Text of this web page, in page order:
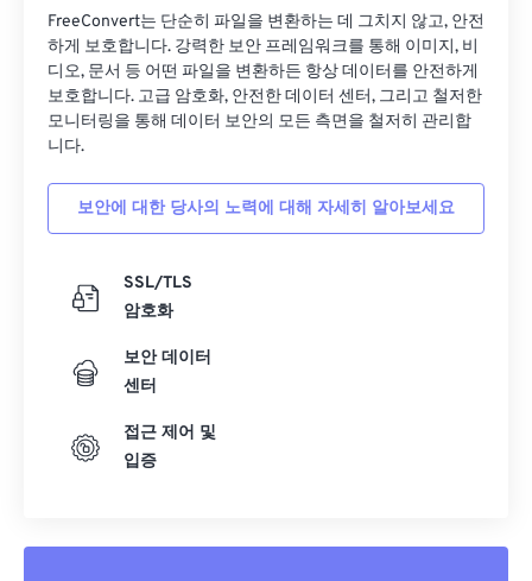
FreeConvert는 단순히 파일을 변환하는 데 그치지 않고, 안전
하게 보호합니다. 강력한 보안 프레임워크를 통해 이미지, 비
디오, 문서 등 어떤 파일을 변환하든 항상 데이터를 안전하게
보호합니다. 고급 암호화, 안전한 데이터 센터, 그리고 철저한
모니터링을 통해 데이터 보안의 모든 측면을 철저히 관리합
니다.
보안에 대한 당사의 노력에 대해 자세히 알아보세요
SSL/TLS
암호화
보안 데이터
센터
접근 제어 및
입증